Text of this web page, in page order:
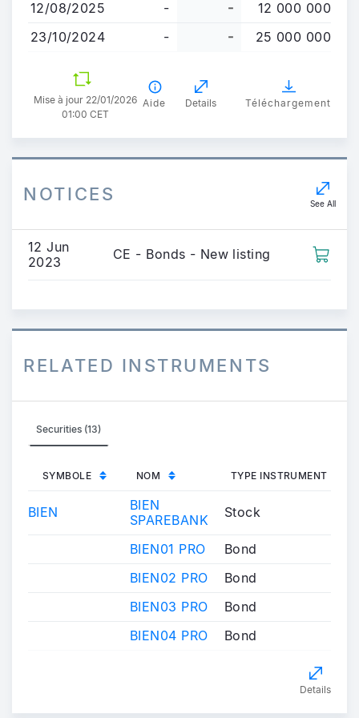
12/08/2025 - -
12 000 000
23/10/2024
- - 25 000 000
Mise à jour 22/01/2026
01:00 CET
Aide Details Téléchargement
NOTICES See All
12 Jun
2023
CE - Bonds - New listing
RELATED INSTRUMENTS
Securities (13)
SYMBOLE NOM TYPE INSTRUMENT
BIEN
BIEN
SPAREBANK
Stock
BIEN01 PRO
Bond
BIEN02 PRO
Bond
BIEN03 PRO
Bond
BIEN04 PRO
Bond
Details